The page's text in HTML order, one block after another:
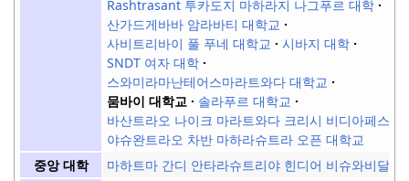
Rashtrasant 투카도지 마하라지 나그푸르 대학
산가드게바바 암라바티 대학교
사비트리바이 풀 푸네 대학교
시바지 대학
SNDT 여자 대학
스와미라마난테어스마라트와다 대학교
뭄바이 대학교
솔라푸르 대학교
바산트라오 나이크 마라트와다 크리시 비디아페스
야슈완트라오 차반 마하라슈트라 오픈 대학교
중앙 대학
마하트마 간디 안타라슈트리야 힌디어 비슈와비달라